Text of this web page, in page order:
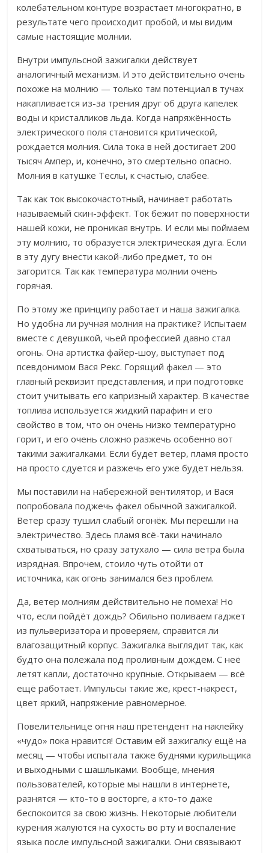
колебательном контуре возрастает многократно, в
результате чего происходит пробой, и мы видим
самые настоящие молнии.
Внутри импульсной зажигалки действует
аналогичный механизм. И это действительно очень
похоже на молнию — только там потенциал в тучах
накапливается из-за трения друг об друга капелек
воды и кристалликов льда. Когда напряжённость
электрического поля становится критической,
рождается молния. Сила тока в ней достигает 200
тысяч Ампер, и, конечно, это смертельно опасно.
Молния в катушке Теслы, к счастью, слабее.
Так как ток высокочастотный, начинает работать
называемый скин-эффект. Ток бежит по поверхности
нашей кожи, не проникая внутрь. И если мы поймаем
эту молнию, то образуется электрическая дуга. Если
в эту дугу внести какой-либо предмет, то он
загорится. Так как температура молнии очень
горячая.
По этому же принципу работает и наша зажигалка.
Но удобна ли ручная молния на практике? Испытаем
вместе с девушкой, чьей профессией давно стал
огонь. Она артистка файер-шоу, выступает под
псевдонимом Вася Рекс. Горящий факел — это
главный реквизит представления, и при подготовке
стоит учитывать его капризный характер. В качестве
топлива используется жидкий парафин и его
свойство в том, что он очень низко температурно
горит, и его очень сложно разжечь особенно вот
такими зажигалками. Если будет ветер, пламя просто
на просто сдуется и разжечь его уже будет нельзя.
Мы поставили на набережной вентилятор, и Вася
попробовала поджечь факел обычной зажигалкой.
Ветер сразу тушил слабый огонёк. Мы перешли на
электричество. Здесь пламя всё-таки начинало
схватываться, но сразу затухало — сила ветра была
изрядная. Впрочем, стоило чуть отойти от
источника, как огонь занимался без проблем.
Да, ветер молниям действительно не помеха! Но
что, если пойдёт дождь? Обильно поливаем гаджет
из пульверизатора и проверяем, справится ли
влагозащитный корпус.Зажигалка выглядит так, как
будто она полежала под проливным дождем. С неё
летят капли, достаточно крупные. Открываем — всё
ещё работает. Импульсы такие же, крест-накрест,
цвет яркий, напряжение равномерное.
Повелительнице огня наш претендент на наклейку
«чудо» пока нравится! Оставим ей зажигалку ещё на
месяц — чтобы испытала также буднями курильщика
и выходными с шашлыками. Вообще, мнения
пользователей, которые мы нашли в интернете,
разнятся — кто-то в восторге, а кто-то даже
беспокоится за свою жизнь. Некоторые любители
курения жалуются на сухость во рту и воспаление
языка после импульсной зажигалки. Они связывают